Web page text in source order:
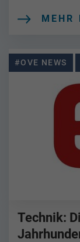
MEHR
#OVE NEWS
Technik: